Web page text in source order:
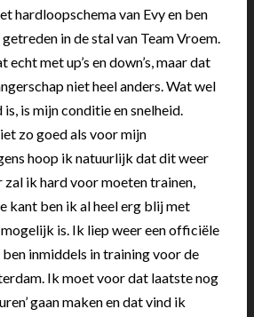
hardloopschema van Evy en ben
in de stal van Team Vroem.
met up’s en down’s, maar dat
niet heel anders. Wat wel
is mijn conditie en snelheid.
zo goed als voor mijn
hoop ik natuurlijk dat dit weer
ik hard voor moeten trainen,
kant ben ik al heel erg blij met
is. Ik liep weer een officiële
inmiddels in training voor de
Ik moet voor dat laatste nog
gaan maken en dat vind ik